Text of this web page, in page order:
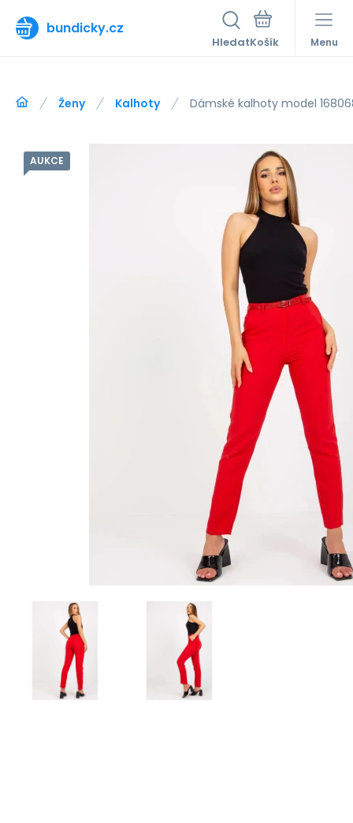
bundicky.cz
Hledat Menu
Ženy Kalhoty Dámské kalhoty model
AUKCE